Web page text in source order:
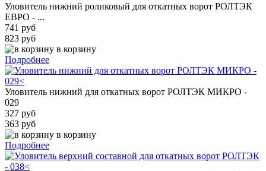
Уловитель нижний роликовый для откатных ворот РОЛТЭК
ЕВРО - ...
741 руб
823 руб
в корзину
Подробнее
Уловитель нижний для откатных ворот РОЛТЭК МИКРО -
029
327 руб
363 руб
в корзину
Подробнее